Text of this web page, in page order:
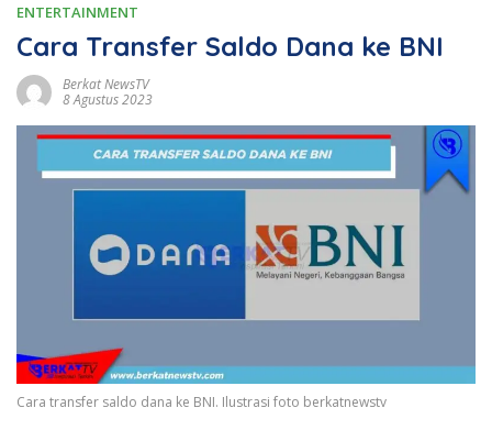
ENTERTAINMENT
Cara Transfer Saldo Dana ke BNI
Berkat NewsTV
8 Agustus 2023
Cara transfer saldo dana ke BNI. Ilustrasi foto berkatnewstv